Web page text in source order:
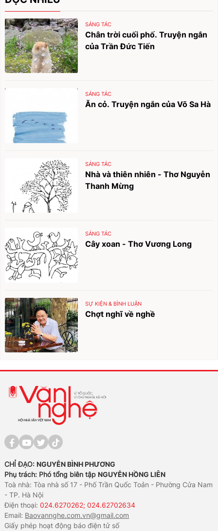
SÁNG TÁC
Chân trời cuối phố. Truyện ngắn
của Trần Đức Tiến
SÁNG TÁC
Ăn cỏ. Truyện ngắn của Võ Sa Hà
SÁNG TÁC
Nhà và thiên nhiên - Thơ Nguyễn
Thanh Mừng
SÁNG TÁC
Cây xoan - Thơ Vương Long
SỰ KIỆN & BÌNH LUẬN
Chợt nghĩ về nghề
CHỈ ĐẠO: NGUYỄN BÌNH PHƯƠNG
Phụ trách: Phó tổng biên tập NGUYỄN HỒNG LIÊN
Toà nhà: Tòa nhà số 17 - Phố Trần Quốc Toản - Phường Cửa Nam
- TP. Hà Nội
Điện thoại:024.6270262; 024.62702634
Email: Baovannghe.com.vn@gmail.com
Giấy phép hoạt động báo điện tử số